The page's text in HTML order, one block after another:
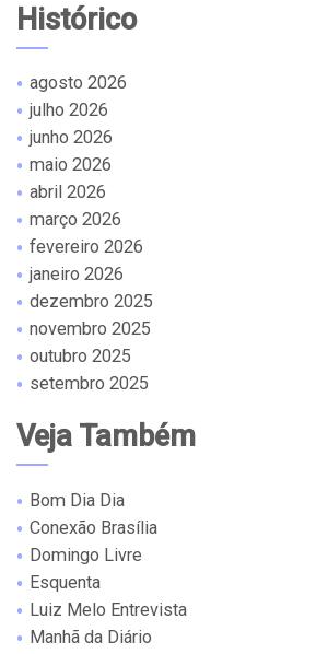
Histórico
agosto 2026
julho 2026
junho 2026
maio 2026
abril 2026
março 2026
fevereiro 2026
janeiro 2026
dezembro 2025
novembro 2025
outubro 2025
setembro 2025
Veja Também
Bom Dia Dia
Conexão Brasília
Domingo Livre
Esquenta
Luiz Melo Entrevista
Manhã da Diário